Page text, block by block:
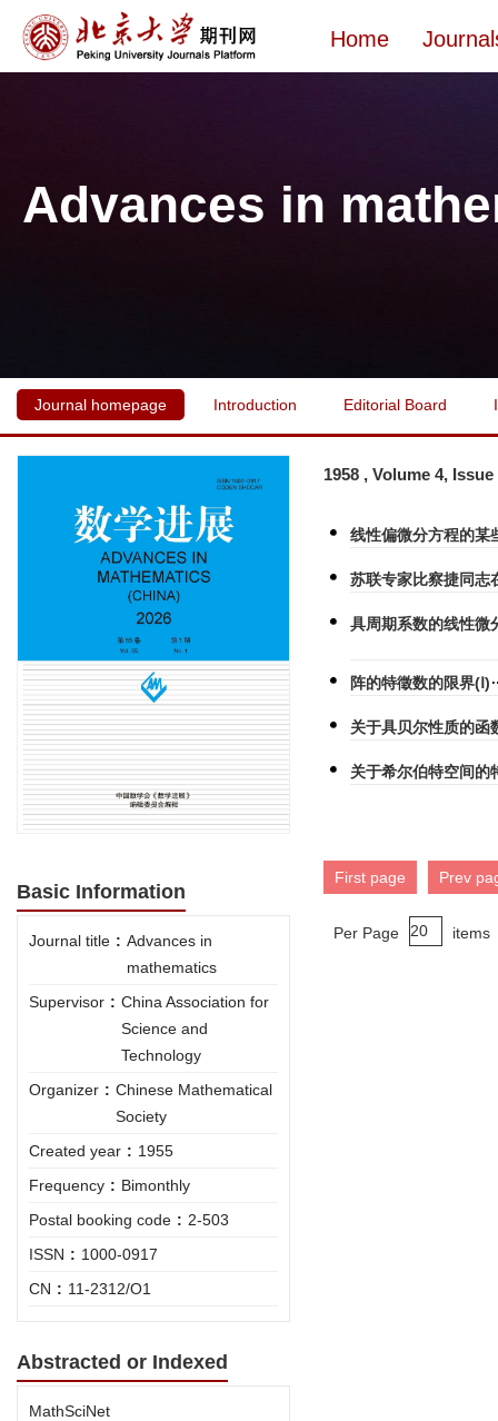
Home
Advances in
Journal homepage Introduction Editorial Board
Basic Information
Journal title : Advances in
mathematics
Supervisor : China Association for
Science and
Technology
Organizer : Chinese Mathematical
Society
Created year : 1955
Frequency : Bimonthly
Postal booking code : 2-503
ISSN : 1000-0917
CN : 11-2312/O1
Abstracted or Indexed
MathSciNet
1958 , Volume 4,
线性偏微分方程的某
苏联专家比察捷同志
具周期系数的线性微
阵的特徵数的限界(Ⅰ)
关于具贝尔性质的函
关于希尔伯特空间的
First page Prev
Per Page items